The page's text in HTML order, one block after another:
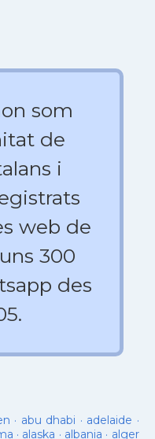
som
de
i
web de
300
des
· abu dhabi · adelaide ·
· alaska · albania · alger